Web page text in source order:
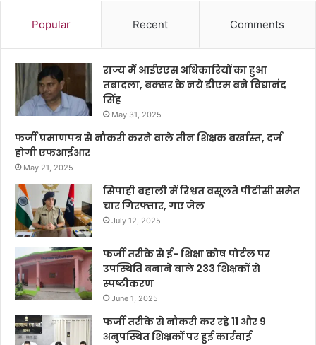
Popular Recent Comments
राज्य में आईएएस अधिकारियों का हुआ
तबादला, बक्सर के नये डीएम बने विद्यानंद
सिंह
May 31, 2025
फर्जी प्रमाणपत्र से नौकरी करने वाले तीन शिक्षक बर्खास्त, दर्ज
होगी एफआईआर
May 21, 2025
सिपाही बहाली में रिश्वत वसूलते पीटीसी समेत
चार गिरफ्तार, गए जेल
July 12, 2025
फर्जी तरीके से ई- शिक्षा कोष पोर्टल पर
उपस्थिति बनाने वाले 233 शिक्षकों से
स्पष्टीकरण
June 1, 2025
फर्जी तरीके से नौकरी कर रहे 11 और 9
अनुपस्थित शिक्षकों पर हुई कार्रवाई